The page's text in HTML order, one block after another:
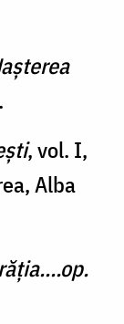
, vol. I,
Alba